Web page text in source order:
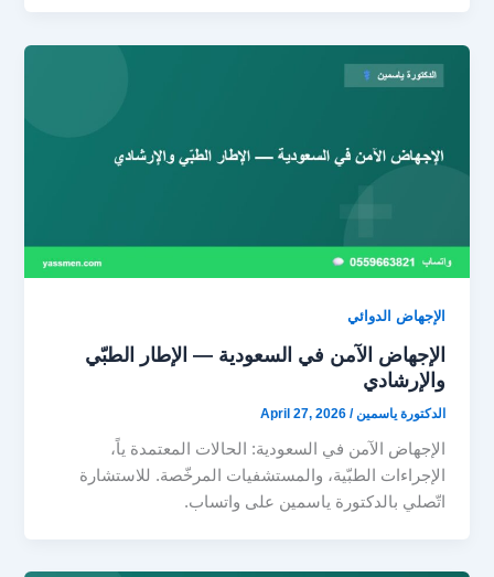
الإجهاض الدوائي
الإجهاض الآمن في السعودية — الإطار الطبّي
والإرشادي
الدكتورة ياسمين/
April 27, 2026
الإجهاض الآمن في السعودية: الحالات المعتمدة ياً،
الإجراءات الطبّية، والمستشفيات المرخّصة. للاستشارة
اتّصلي بالدكتورة ياسمين على واتساب.